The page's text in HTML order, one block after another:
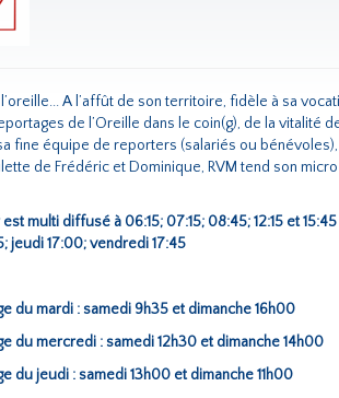
A l’affût de son territoire, fidèle à sa
de l’Oreille dans le coin(g), de la vitalité
fine équipe de reporters (salariés ou
de Frédéric et Dominique, RVM tend son
multi diffusé à 06:15; 07:15; 08:45; 12:15 et
jeudi 17:00; vendredi 17:45
du mardi : samedi 9h35 et dimanche 16h00
du mercredi : samedi 12h30 et dimanche 14h00
du jeudi : samedi 13h00 et dimanche 11h00